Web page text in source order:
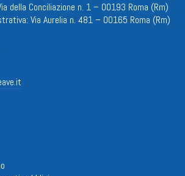
della Conciliazione n. 1 – 00193 Roma (Rm)
Via Aurelia n. 481 – 00165 Roma (Rm)